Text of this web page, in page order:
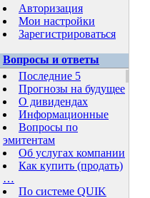
Авторизация
Мои настройки
Зарегистрироваться
Вопросы и ответы
Последние 5
Прогнозы на будущее
О дивидендах
Информационные
Вопросы по
эмитентам
Об услугах компании
Как купить (продать)
…
По системе QUIK